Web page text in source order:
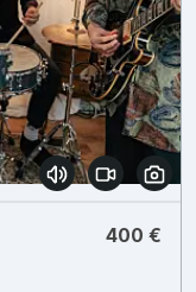
400 €